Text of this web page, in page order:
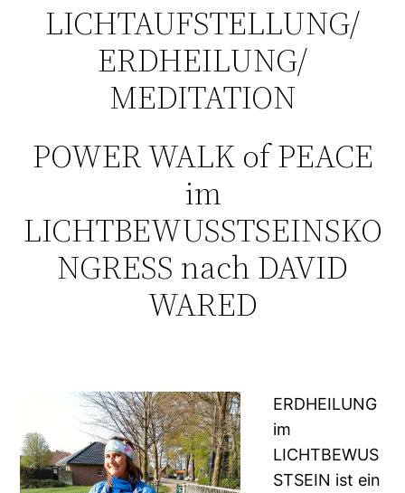
LICHTAUFSTELLUNG/
ERDHEILUNG/
MEDITATION
POWER WALK of PEACE
im
LICHTBEWUSSTSEINSKO
NGRESS nach DAVID
WARED
ERDHEILUNG
im
LICHTBEWUS
STSEIN ist ein